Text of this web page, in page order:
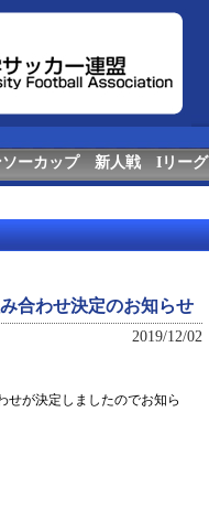
ーカップ 新人戦 Iリーグ
合わせ決定のお知らせ
2019/12/02
せが決定しましたのでお知ら